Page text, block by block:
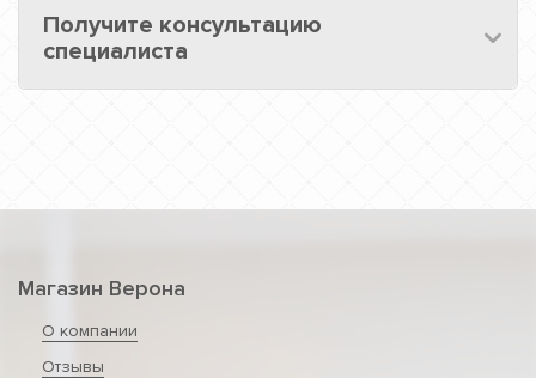
Получите консультацию
специалиста
Магазин Верона
О компании
Отзывы